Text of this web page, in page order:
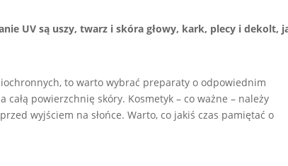
UV są uszy, twarz i skóra głowy, kark, plecy i dekolt,
to warto wybrać preparaty o odpowiednim
powierzchnię skóry. Kosmetyk – co ważne – należy
wyjściem na słońce. Warto, co jakiś czas pamiętać o